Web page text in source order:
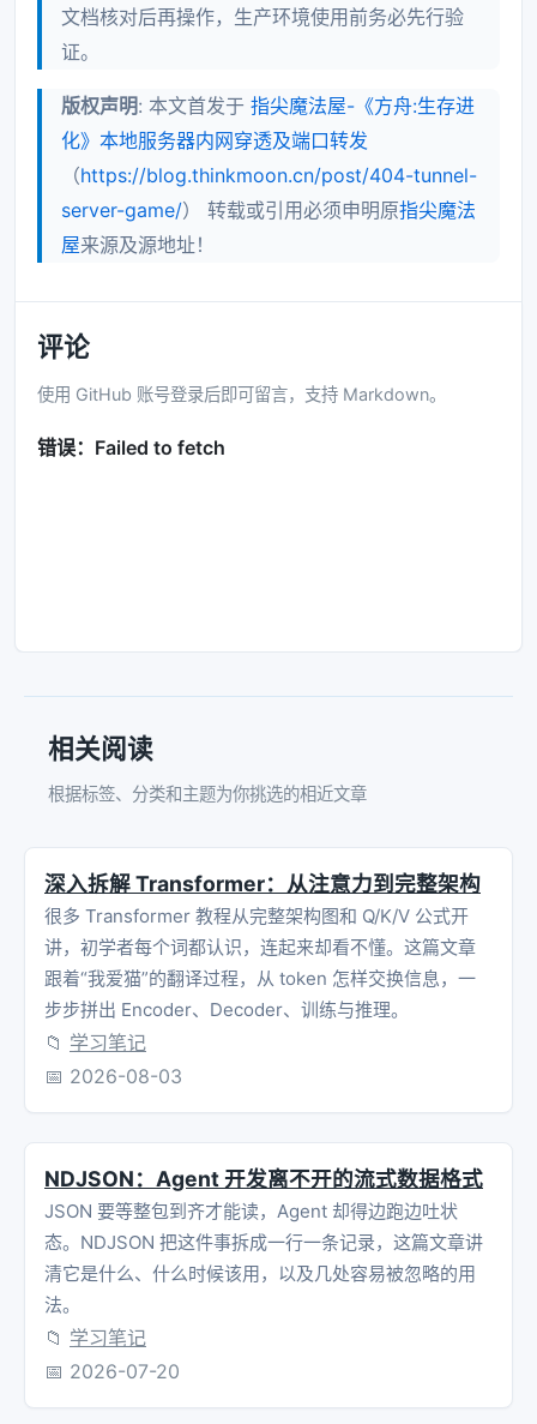
文档核对后再操作，生产环境使用前务必先行验
证。
版权声明: 本文首发于 指尖魔法屋-《方舟:生存进
化》本地服务器内网穿透及端口转发
（https://blog.thinkmoon.cn/post/404-tunnel-
server-game/） 转载或引用必须申明原指尖魔法
屋来源及源地址！
评论
使用 GitHub 账号登录后即可留言，支持 Markdown。
相关阅读
根据标签、分类和主题为你挑选的相近文章
深入拆解 Transformer：从注意力到完整架构
很多 Transformer 教程从完整架构图和 Q/K/V 公式开
讲，初学者每个词都认识，连起来却看不懂。这篇文章
跟着“我爱猫”的翻译过程，从 token 怎样交换信息，一
步步拼出 Encoder、Decoder、训练与推理。
📁 学习笔记
📅 2026-08-03
NDJSON：Agent 开发离不开的流式数据格式
JSON 要等整包到齐才能读，Agent 却得边跑边吐状
态。NDJSON 把这件事拆成一行一条记录，这篇文章讲
清它是什么、什么时候该用，以及几处容易被忽略的用
法。
📁 学习笔记
📅 2026-07-20